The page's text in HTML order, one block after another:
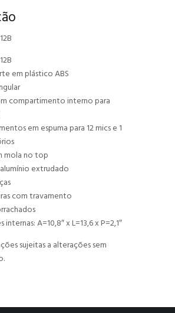
em plástico ABS
compartimento interno para
em espuma para 12 mics e 1
mola no top
alumínio extrudado
com travamento
internas: A=10,8″ x L=13,6 x P=2,1″
sujeitas a alterações sem